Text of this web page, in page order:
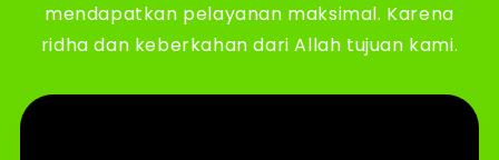
mendapatkan pelayanan maksimal. Karena
ridha dan keberkahan dari Allah tujuan kami.